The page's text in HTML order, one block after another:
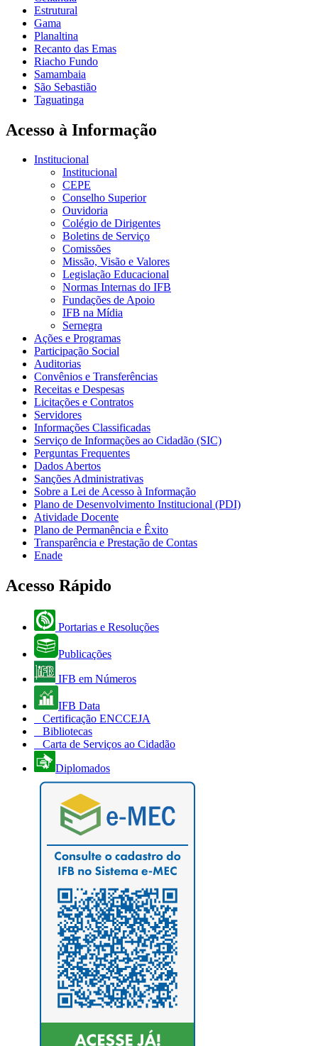
Estrutural
Gama
Planaltina
Recanto das Emas
Riacho Fundo
Samambaia
São Sebastião
Taguatinga
Acesso à Informação
Institucional
Institucional
CEPE
Conselho Superior
Ouvidoria
Colégio de Dirigentes
Boletins de Serviço
Comissões
Missão, Visão e Valores
Legislação Educacional
Normas Internas do IFB
Fundações de Apoio
IFB na Mídia
Sernegra
Ações e Programas
Participação Social
Auditorias
Convênios e Transferências
Receitas e Despesas
Licitações e Contratos
Servidores
Informações Classificadas
Serviço de Informações ao Cidadão (SIC)
Perguntas Frequentes
Dados Abertos
Sanções Administrativas
Sobre a Lei de Acesso à Informação
Plano de Desenvolvimento Institucional (PDI)
Atividade Docente
Plano de Permanência e Êxito
Transparência e Prestação de Contas
Enade
Acesso Rápido
Portarias e Resoluções
Publicações
IFB em Números
IFB Data
Certificação ENCCEJA
Bibliotecas
Carta de Serviços ao Cidadão
Diplomados